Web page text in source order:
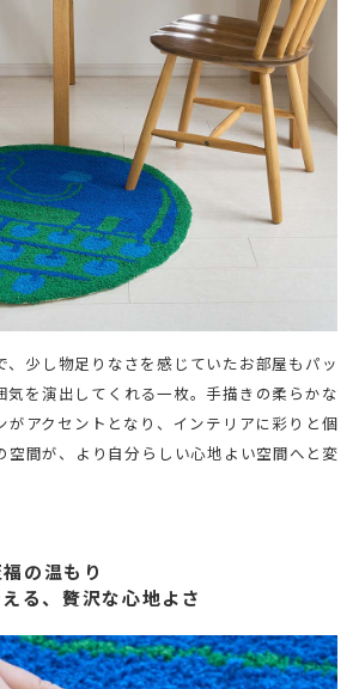
、少し物足りなさを感じていたお部屋もパッ
気を演出してくれる一枚。手描きの柔らかな
がアクセントとなり、インテリアに彩りと個
空間が、より自分らしい心地よい空間へと変
の温もり
る、贅沢な心地よさ